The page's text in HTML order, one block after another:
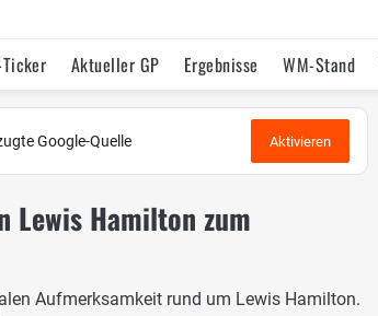
Aktueller GP Ergebnisse WM-Stand
Statistik Testfahrten Reglement Lexikon
Google-Quelle Aktivieren
Lewis Hamilton zum
Aufmerksamkeit rund um Lewis Hamilton.